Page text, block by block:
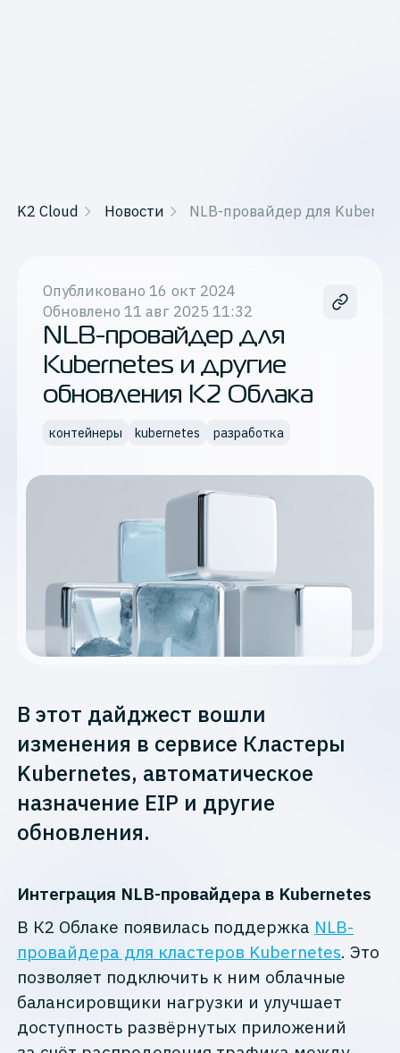
K2 Cloud Новости NLB-провайдер для
Опубликовано 16 окт 2024
Обновлено 11 авг 2025 11:32
NLB-провайдер для
Kubernetes и другие
обновления К2 Облака
контейнеры kubernetes разработка
В этот дайджест вошли
изменения в сервисе Кластеры
Kubernetes, автоматическое
назначение EIP и другие
обновления.
Интеграция NLB-провайдера в Kubernetes
В К2 Облаке появилась поддержка NLB-
провайдера для кластеров Kubernetes. Это
позволяет подключить к ним облачные
балансировщики нагрузки и улучшает
доступность развёрнутых приложений